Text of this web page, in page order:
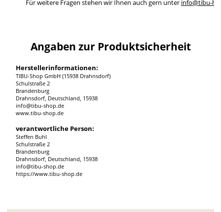
Für weitere Fragen stehen wir Ihnen auch gern unter info@tibu-
Angaben zur Produktsicherheit
Herstellerinformationen:
TIBU-Shop GmbH (15938 Drahnsdorf)
Schulstraße 2
Brandenburg
Drahnsdorf, Deutschland, 15938
info@tibu-shop.de
www.tibu-shop.de
verantwortliche Person:
Steffen Buhl
Schulstraße 2
Brandenburg
Drahnsdorf, Deutschland, 15938
info@tibu-shop.de
https://www.tibu-shop.de